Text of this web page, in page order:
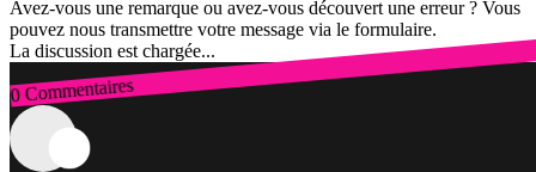
Avez-vous une remarque ou avez-vous découvert une erreur ? Vous
pouvez nous transmettre votre message via le formulaire.
La discussion est chargée...
0 Commentaires
Connexion